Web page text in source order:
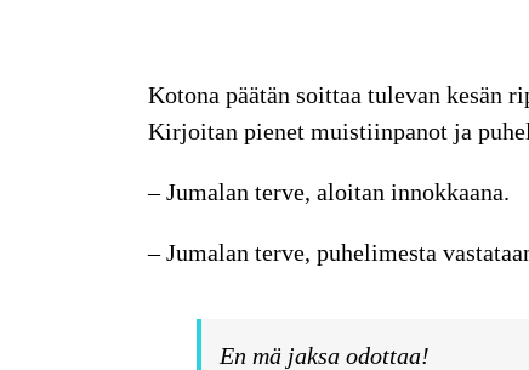
Kotona päätän soittaa tulevan kesän
Kirjoitan pienet muistiinpanot ja
– Jumalan terve, aloitan innokkaana.
– Jumalan terve, puhelimesta
En mä jaksa odottaa!